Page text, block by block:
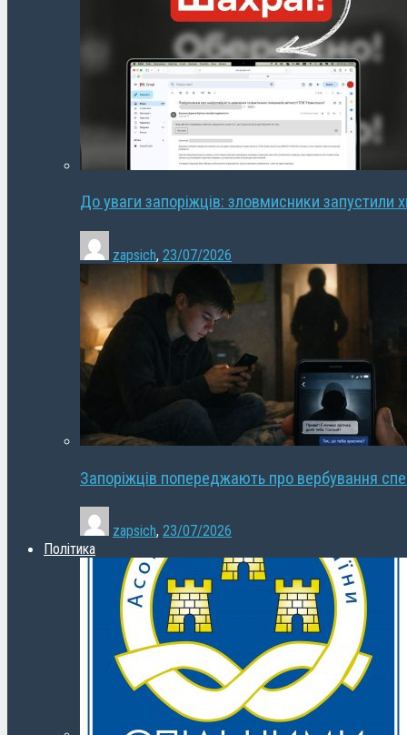
До уваги запоріжців: зловмисники запустили
zapsich, 23/07/2026
Запоріжців попереджають про вербування
zapsich, 23/07/2026
Політика